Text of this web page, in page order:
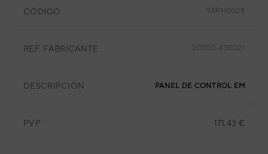
CÓDIGO 9APH0028
REF. FABRICANTE 20000-430021
DESCRIPCIÓN PANEL DE CONTROL EM
PVP 171,43 €